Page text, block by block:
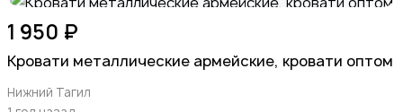
1 950 ₽
Кровати металлические армейские, кровати оптом
Нижний Тагил